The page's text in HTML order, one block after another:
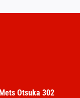
Otsuka 302